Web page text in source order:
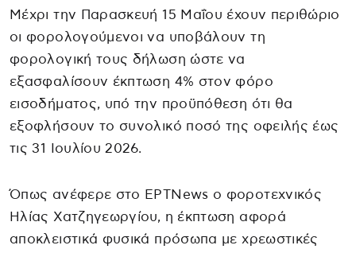
Μέχρι την Παρασκευή 15 Μαΐου έχουν περιθώριο
οι φορολογούμενοι να υποβάλουν τη
φορολογική τους δήλωση ώστε να
εξασφαλίσουν έκπτωση 4% στον φόρο
εισοδήματος, υπό την προϋπόθεση ότι θα
εξοφλήσουν το συνολικό ποσό της οφειλής έως
τις 31 Ιουλίου 2026.
Όπως ανέφερε στο ΕΡΤNews ο φοροτεχνικός
Ηλίας Χατζηγεωργίου, η έκπτωση αφορά
αποκλειστικά φυσικά πρόσωπα με χρεωστικές